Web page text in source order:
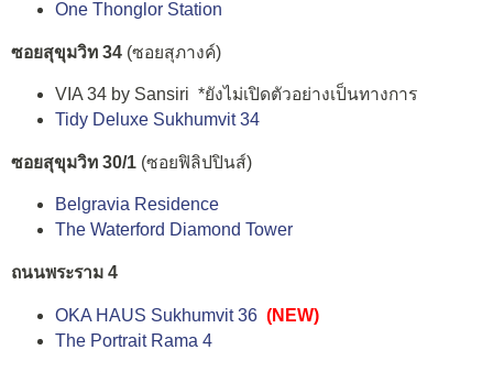
One Thonglor Station
ซอยสุขุมวิท 34 (ซอยสุภางค์)
VIA 34 by Sansiri *ยังไม่เปิดตัวอย่างเป็นทางการ
Tidy Deluxe Sukhumvit 34
ซอยสุขุมวิท 30/1 (ซอยฟิลิปปินส์)
Belgravia Residence
The Waterford Diamond Tower
ถนนพระราม 4
OKA HAUS Sukhumvit 36 (NEW)
The Portrait Rama 4